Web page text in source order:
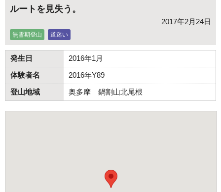
ルートを見失う。
2017年2月24日
無雪期登山 道迷い
発生日
2016年1月
体験者名
2016年Y89
登山地域
奥多摩 鍋割山北尾根